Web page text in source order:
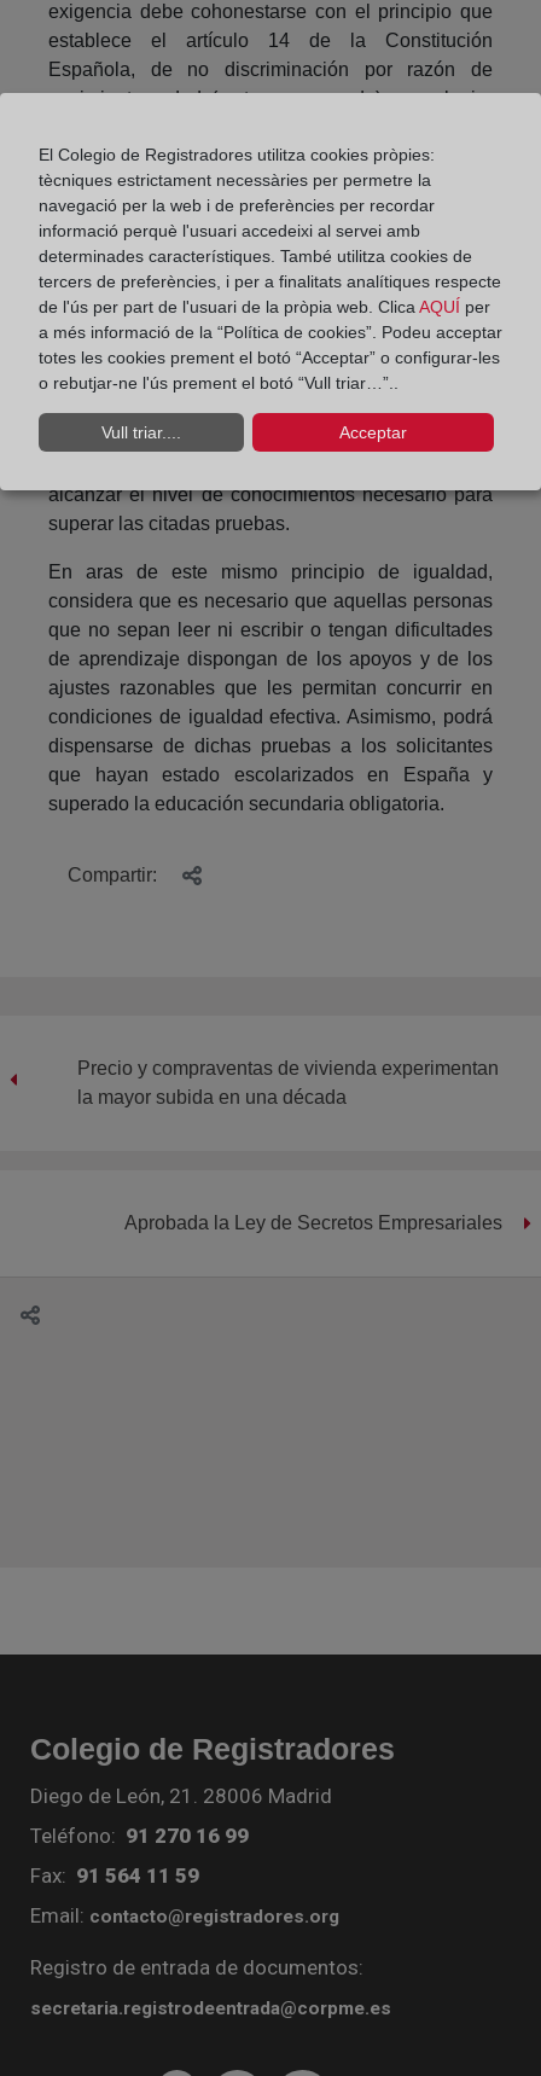
exigencia debe cohonestarse con el principio que
establece el artículo 14 de la Constitución
Española, de no discriminación por razón de
nacimiento, edad (corta o avanzada) o cualquier
Por este motivo -señala la DGRN), si bien la
apreciación de la integración en España puede
como regla general basarse en la superación de
unas pruebas de conocimiento del idioma español
y de la Constitución, cultura y sociedad españolas,
ese sistema de acreditación de la misma no puede
ser idéntico para todas las personas sin excepción
alguna, por cuanto dejaría fuera del acceso a la
adquisición de la nacionalidad a las que, por su
escaso nivel cultural, o bien por sus limitaciones
alcanzar el nivel de conocimientos necesario para
superar las citadas pruebas.
En aras de este mismo principio de igualdad,
considera que es necesario que aquellas personas
que no sepan leer ni escribir o tengan dificultades
de aprendizaje dispongan de los apoyos y de los
ajustes razonables que les permitan concurrir en
condiciones de igualdad efectiva. Asimismo, podrá
dispensarse de dichas pruebas a los solicitantes
que hayan estado escolarizados en España y
superado la educación secundaria obligatoria.
Compartir:
Precio y compraventas de vivienda experimentan
la mayor subida en una década
Aprobada la Ley de Secretos Empresariales
Colegio de Registradores
Diego de León, 21. 28006 Madrid
Teléfono: 91 270 16 99
Fax: 91 564 11 59
Email: contacto@registradores.org
Registro de entrada de documentos:
secretaria.registrodeentrada@corpme.es
El Colegio de Registradores utilitza cookies pròpies:
tècniques estrictament necessàries per permetre la
navegació per la web i de preferències per recordar
informació perquè l'usuari accedeixi al servei amb
determinades característiques. També utilitza cookies de
tercers de preferències, i per a finalitats analítiques respecte
de l'ús per part de l'usuari de la pròpia web. ClicaAQUÍ per
a més informació de la “Política de cookies”. Podeu acceptar
totes les cookies prement el botó “Acceptar” o configurar-les
o rebutjar-ne l'ús prement el botó “Vull triar…”..
Vull triar.... Acceptar